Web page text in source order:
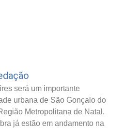
será um importante
urbana de São Gonçalo do
Metropolitana de Natal.
já estão em andamento na